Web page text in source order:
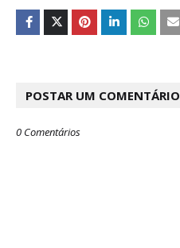
POSTAR UM COMENTÁRIO
0 Comentários